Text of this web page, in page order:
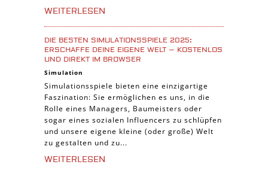
WEITERLESEN
DIE BESTEN SIMULATIONSSPIELE 2025:
ERSCHAFFE DEINE EIGENE WELT – KOSTENLOS
UND DIREKT IM BROWSER
Simulation
Simulationsspiele bieten eine einzigartige
Faszination: Sie ermöglichen es uns, in die
Rolle eines Managers, Baumeisters oder
sogar eines sozialen Influencers zu schlüpfen
und unsere eigene kleine (oder große) Welt
zu gestalten und zu...
WEITERLESEN